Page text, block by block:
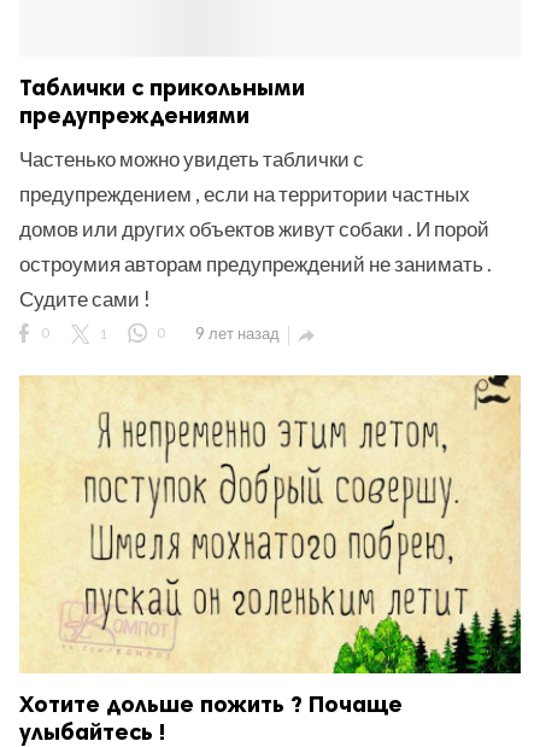
Таблички с прикольными
предупреждениями
Частенько можно увидеть таблички с
предупреждением , если на территории частных
домов или других объектов живут собаки . И порой
остроумия авторам предупреждений не занимать .
Судите сами !
0 1 0 9 лет назад 
Хотите дольше пожить ? Почаще
улыбайтесь !